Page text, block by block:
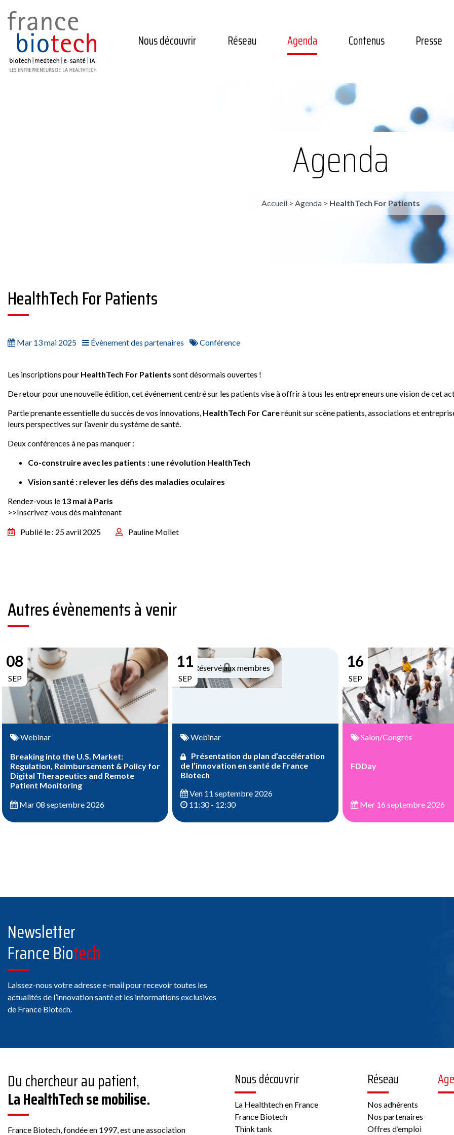
Nous découvrir Réseau Agenda Contenus Presse
Agenda
Accueil> Agenda> HealthTech For Patients
HealthTech For Patients
Mar 13 mai 2025 Évènement des partenaires Conférence
Les inscriptions pour HealthTech For Patients sont désormais ouvertes !
De retour pour une nouvelle édition, cet événement centré sur les patients vise à offrir à tous les entrepreneurs une vision de cet
Partie prenante essentielle du succès de vos innovations, HealthTech For Careréunit sur scène patients, associations et
leurs perspectives sur l’avenir du système de santé.
Deux conférences à ne pas manquer :
Co-construire avec les patients : une révolution HealthTech
Vision santé : relever les défis des maladies oculaires
Rendez-vous le 13 mai à Paris
>>Inscrivez-vous dès maintenant
Publié le : 25 avril 2025 Pauline Mollet
Autres évènements à venir
08
SEP
Webinar
Breaking into the U.S. Market:
Regulation, Reimbursement & Policy for
Digital Therapeutics and Remote
Patient Monitoring
Mar 08 septembre 2026
11
SEP
Réservé aux membres
Webinar
Présentation du plan d’accélération
de l’innovation en santé de France
Biotech
Ven 11 septembre 2026
11:30 - 12:30
16
SEP
Salon/Congrès
FDDay
Mer 16 septembre 2026
Newsletter
France Biotech
Laissez-nous votre adresse e-mail pour recevoir toutes les
actualités de l’innovation santé et les informations exclusives
de France Biotech.
Du chercheur au patient,
La HealthTech se mobilise.
France Biotech, fondée en 1997, est une association
Nous découvrir
La Healthtech en France
France Biotech
Think tank
Réseau
Nos adhérents
Nos partenaires
Offres d’emploi